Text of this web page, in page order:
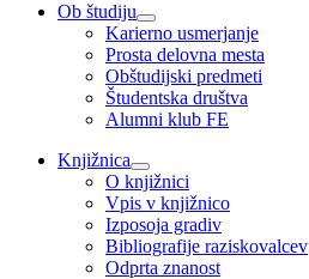
Ob študiju
Karierno usmerjanje
Prosta delovna mesta
Obštudijski predmeti
Študentska društva
Alumni klub FE
Knjižnica
O knjižnici
Vpis v knjižnico
Izposoja gradiv
Bibliografije raziskovalcev
Odprta znanost